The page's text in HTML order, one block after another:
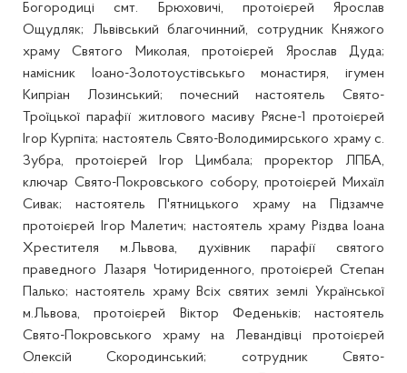
Богородиці смт. Брюховичі, протоієрей Ярослав
Ощудляк; Львівський благочинний, сотрудник Княжого
храму Святого Миколая, протоієрей Ярослав Дуда;
намісник Іоано-Золотоустівськьго монастиря, ігумен
Кипріан Лозинський; почесний настоятель Свято-
Троїцької парафії житлового масиву Рясне-1 протоієрей
Ігор Курпіта; настоятель Свято-Володимирського храму с.
Зубра, протоієрей Ігор Цимбала; проректор ЛПБА,
ключар Свято-Покровського собору, протоієрей Михаїл
Сивак; настоятель П'ятницького храму на Підзамче
протоієрей Ігор Малетич; настоятель храму Різдва Іоана
Хрестителя м.Львова, духівник парафії святого
праведного Лазаря Чотириденного, протоієрей Степан
Палько; настоятель храму Всіх святих землі Української
м.Львова, протоієрей Віктор Феденьків; настоятель
Свято-Покровського храму на Левандівці протоієрей
Олексій Скородинський; сотрудник Свято-